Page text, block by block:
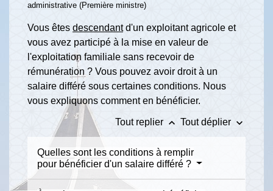
administrative (Première ministre)
Vous êtes descendantd'un exploitant agricole et
vous avez participé à la mise en valeur de
l'exploitation familiale sans recevoir de
rémunération ? Vous pouvez avoir droit à un
salaire différé sous certaines conditions. Nous
vous expliquons comment en bénéficier.
Tout replier keyboard_arrow_up Tout déplier keyboard_arrow_down
Quelles sont les conditions à remplir
pour bénéficier d'un salaire différé ?